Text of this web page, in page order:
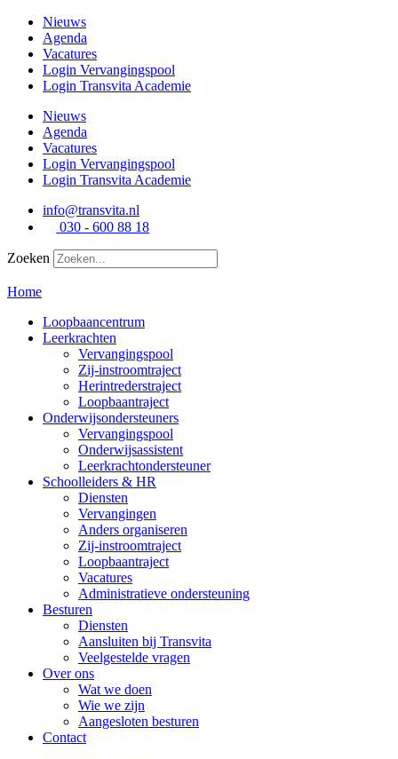
naar
inhoud
Nieuws
Agenda
Vacatures
Login Vervangingspool
Login Transvita Academie
Nieuws
Agenda
Vacatures
Login Vervangingspool
Login Transvita Academie
info@transvita.nl
030 - 600 88 18
Zoeken
Home
Loopbaancentrum
Leerkrachten
Vervangingspool
Zij-instroomtraject
Herintrederstraject
Loopbaantraject
Onderwijsondersteuners
Vervangingspool
Onderwijsassistent
Leerkrachtondersteuner
Schoolleiders & HR
Diensten
Vervangingen
Anders organiseren
Zij-instroomtraject
Loopbaantraject
Vacatures
Administratieve ondersteuning
Besturen
Diensten
Aansluiten bij Transvita
Veelgestelde vragen
Over ons
Wat we doen
Wie we zijn
Aangesloten besturen
Contact